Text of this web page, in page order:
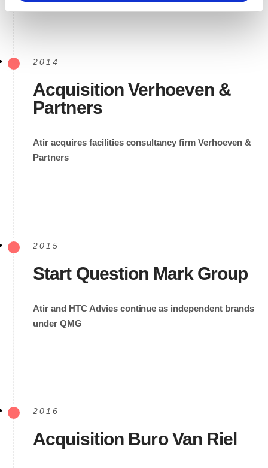
2014
Acquisition Verhoeven &
Partners
Atir acquires facilities consultancy firm Verhoeven &
Partners
2015
Start Question Mark Group
Atir and HTC Advies continue as independent brands
under QMG
2016
Acquisition Buro Van Riel